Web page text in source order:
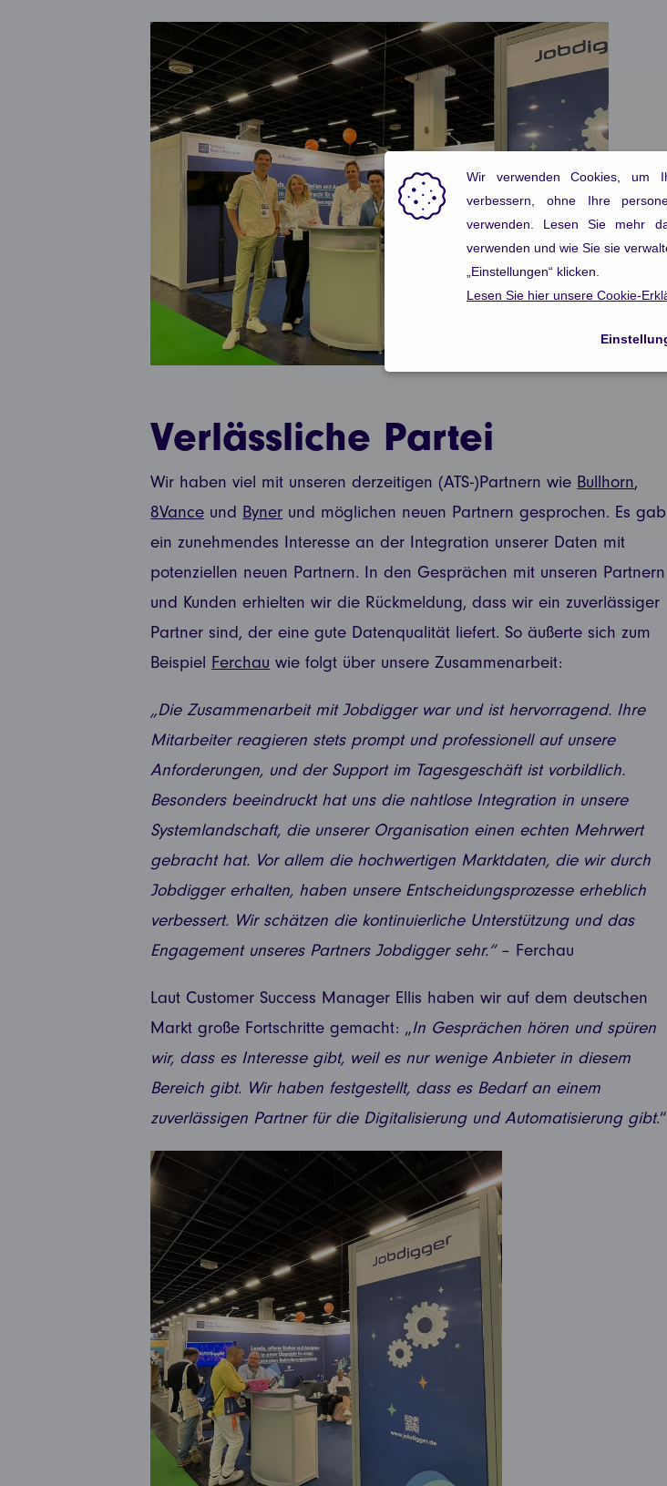
Verlässliche Partei
Wir haben viel mit unseren derzeitigen (ATS-)Partnern wie Bullhorn,
8Vance und Byner und möglichen neuen Partnern gesprochen. Es gab
ein zunehmendes Interesse an der Integration unserer Daten mit
potenziellen neuen Partnern. In den Gesprächen mit unseren Partnern
und Kunden erhielten wir die Rückmeldung, dass wir ein zuverlässiger
Partner sind, der eine gute Datenqualität liefert. So äußerte sich zum
Beispiel Ferchau wie folgt über unsere Zusammenarbeit:
„Die Zusammenarbeit mit Jobdigger war und ist hervorragend. Ihre
Mitarbeiter reagieren stets prompt und professionell auf unsere
Anforderungen, und der Support im Tagesgeschäft ist vorbildlich.
Besonders beeindruckt hat uns die nahtlose Integration in unsere
Systemlandschaft, die unserer Organisation einen echten Mehrwert
gebracht hat. Vor allem die hochwertigen Marktdaten, die wir durch
Jobdigger erhalten, haben unsere Entscheidungsprozesse erheblich
verbessert. Wir schätzen die kontinuierliche Unterstützung und das
Engagement unseres Partners Jobdigger sehr.“– Ferchau
Laut Customer Success Manager Ellis haben wir auf dem deutschen
Markt große Fortschritte gemacht: „In Gesprächen hören und spüren
wir, dass es Interesse gibt, weil es nur wenige Anbieter in diesem
Bereich gibt. Wir haben festgestellt, dass es Bedarf an einem
zuverlässigen Partner für die Digitalisierung und Automatisierung gibt.“